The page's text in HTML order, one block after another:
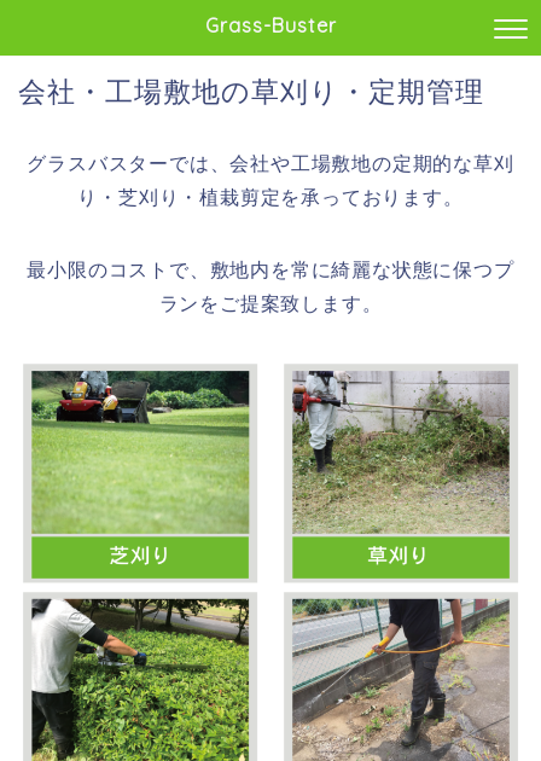
Grass-Buster
会社・工場敷地の草刈り・定期管理
グラスバスターでは、会社や工場敷地の定期的な草刈
り・芝刈り・植栽剪定を承っております。
最小限のコストで、敷地内を常に綺麗な状態に保つプ
ランをご提案致します。